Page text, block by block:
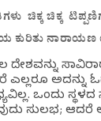
ಚಿಕ್ಕ ಚಿಕ್ಕ
ಕುರಿತು
ಅದನ್ನು
ಒಂದು
ಸುಲಭ; ಆದರೆ